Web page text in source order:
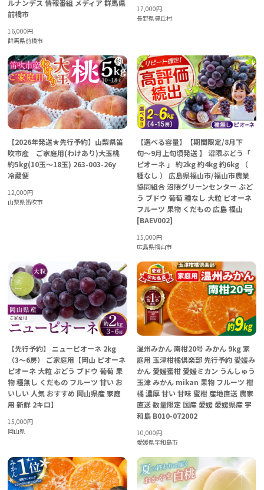
ルナンデス 情報番組 メディア 群馬県
前橋市
16,000円
群馬県前橋市
17,000円
長野県豊丘村
【2026年発送★先行予約】山梨県笛
吹市産 ご家庭用(わけあり)大玉桃
約5kg(10玉～18玉) 263-003-26y
冷蔵便
12,000円
山梨県笛吹市
【選べる容量】【期間限定/8月下
旬〜9月上旬頃発送 】 沼隈ぶどう「
ピオーネ 」 約2kg 約4kg 約6kg （
種なし ） 広島県福山市/福山市農業
協同組合 沼隈グリーンセンター ぶど
う ブドウ 葡萄 種なし 大粒 ピオーネ
フルーツ 果物 くだもの 広島 福山
[BAEV002]
15,000円
広島県福山市
【先行予約】 ニューピオーネ 2kg
（3～6房） ご家庭用【岡山 ピオーネ
ピオーネ 大粒 ぶどう ブドウ 葡萄 果
物 種無し くだもの フルーツ 甘い お
いしい 人気 おすすめ 岡山県産 家庭
用 新鮮 2キロ】
15,000円
岡山県
温州みかん 南柑20号 みかん 9kg 家
庭用 玉津柑橘倶楽部 先行予約 愛媛み
かん 愛媛蜜柑 愛媛ミカン うんしゅう
玉津 みかん mikan 果物 フルーツ 柑
橘 濃厚 甘い 甘味 蜜柑 産地直送 農家
直送 数量限定 国産 愛媛 愛媛県産 宇
和島 B010-072002
10,000円
愛媛県宇和島市